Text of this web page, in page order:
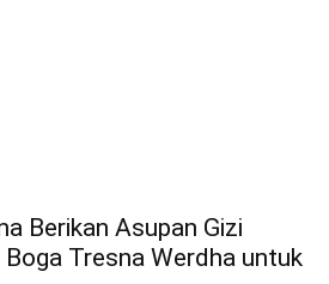
Berikan Asupan Gizi
Tresna Werdha untuk